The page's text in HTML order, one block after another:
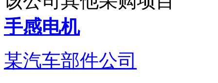
手感电机
某汽车部件公司